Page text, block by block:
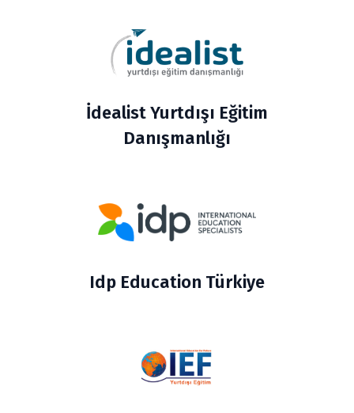
İdealist Yurtdışı Eğitim
Danışmanlığı
Idp Education Türkiye